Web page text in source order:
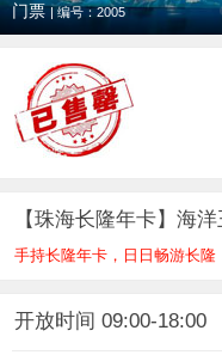
门票 | 编号：2005
【珠海长隆年卡】海
手持长隆年卡，日日畅游长隆
开放时间 09:00-18:00